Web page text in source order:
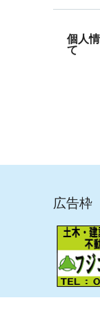
個人
て
広告枠